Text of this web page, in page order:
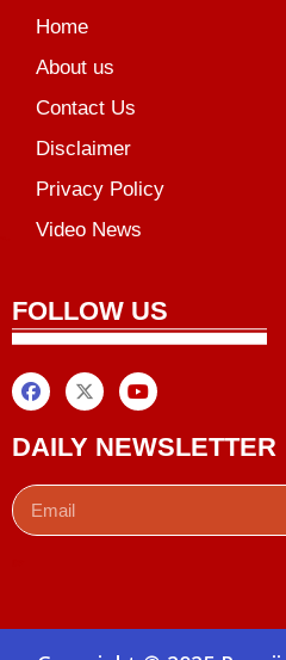
Home
About us
Contact Us
Disclaimer
Privacy Policy
Video News
FOLLOW US
DAILY NEWSLETTER